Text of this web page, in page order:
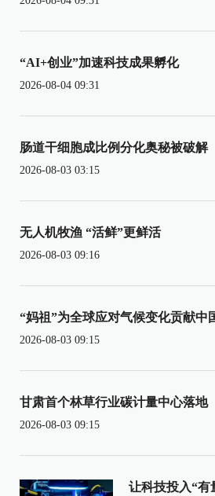
“AI+创业”加速科技成果孵化
2026-08-04 09:31
肠道干细胞成比例分化奥秘被破解
2026-08-03 03:15
无人机牧渔 “活鲜”更鲜活
2026-08-03 09:16
“妈祖”为全球应对气候变化贡献中
2026-08-03 09:15
甘肃首个林草行业碳计量中心落地
2026-08-03 09:15
让科技投入“有